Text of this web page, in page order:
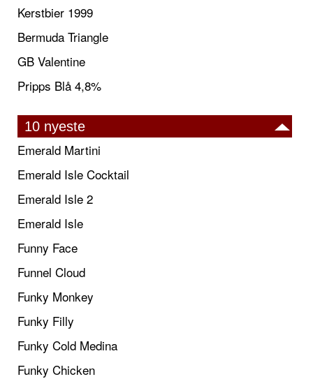
Kerstbier 1999
Bermuda Triangle
GB Valentine
Pripps Blå 4,8%
10 nyeste
Emerald Martini
Emerald Isle Cocktail
Emerald Isle 2
Emerald Isle
Funny Face
Funnel Cloud
Funky Monkey
Funky Filly
Funky Cold Medina
Funky Chicken